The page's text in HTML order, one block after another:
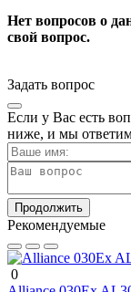
Нет вопросов о
свой вопрос.
Задать вопрос
Если у Вас есть
ниже, и мы
Продолжить
Рекомендуемые
0